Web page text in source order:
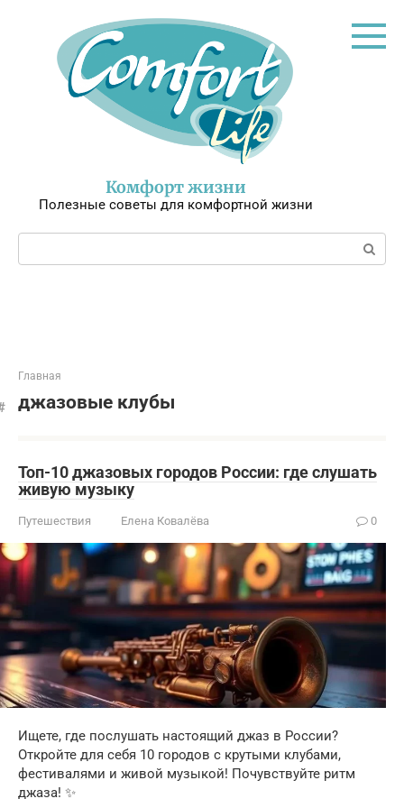
Комфорт жизни
Полезные советы для комфортной жизни
Поиск:
Главная
джазовые клубы
Топ-10 джазовых городов России: где слушать
живую музыку
Путешествия Елена Ковалёва 0
Ищете, где послушать настоящий джаз в России?
Откройте для себя 10 городов с крутыми клубами,
фестивалями и живой музыкой! Почувствуйте ритм
джаза! ✨